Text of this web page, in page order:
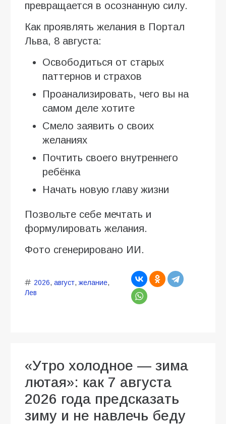
превращается в осознанную силу.
Как проявлять желания в Портал
Льва, 8 августа:
Освободиться от старых
паттернов и страхов
Проанализировать, чего вы на
самом деле хотите
Смело заявить о своих
желаниях
Почтить своего внутреннего
ребёнка
Начать новую главу жизни
Позвольте себе мечтать и
формулировать желания.
Фото сгенерировано ИИ.
2026, август, желание,
Лев
«Утро холодное — зима
лютая»: как 7 августа
2026 года предсказать
зиму и не навлечь беду